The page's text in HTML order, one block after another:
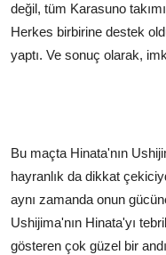
değil, tüm Karasuno
Herkes birbirine destek
yaptı. Ve sonuç olarak,
Bu maçta Hinata'nın
hayranlık da dikkat
aynı zamanda onun
Ushijima'nın Hinata'yı
gösteren çok güzel bir